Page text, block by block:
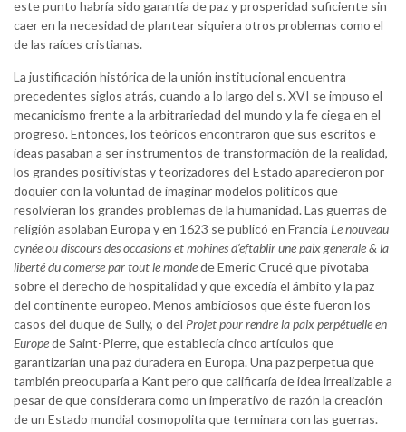
este punto habría sido garantía de paz y prosperidad suficiente sin
caer en la necesidad de plantear siquiera otros problemas como el
de las raíces cristianas.
La justificación histórica de la unión institucional encuentra
precedentes siglos atrás, cuando a lo largo del s. XVI se impuso el
mecanicismo frente a la arbitrariedad del mundo y la fe ciega en el
progreso. Entonces, los teóricos encontraron que sus escritos e
ideas pasaban a ser instrumentos de transformación de la realidad,
los grandes positivistas y teorizadores del Estado aparecieron por
doquier con la voluntad de imaginar modelos políticos que
resolvieran los grandes problemas de la humanidad. Las guerras de
religión asolaban Europa y en 1623 se publicó en Francia Le nouveau
cynée ou discours des occasions et mohines d’eftablir une paix generale & la
liberté du comerse par tout le mondede Emeric Crucé que pivotaba
sobre el derecho de hospitalidad y que excedía el ámbito y la paz
del continente europeo. Menos ambiciosos que éste fueron los
casos del duque de Sully, o del Projet pour rendre la paix perpétuelle en
Europede Saint-Pierre, que establecía cinco artículos que
garantizarían una paz duradera en Europa. Una paz perpetua que
también preocuparía a Kant pero que calificaría de idea irrealizable a
pesar de que considerara como un imperativo de razón la creación
de un Estado mundial cosmopolita que terminara con las guerras.